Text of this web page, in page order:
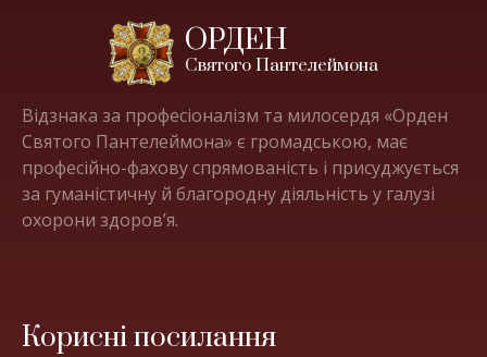
ОРДЕН
Святого Пантелеймона
Відзнака за професіоналізм та милосердя «Орден
Святого Пантелеймона» є громадською, має
професійно-фахову спрямованість і присуджується
за гуманістичну й благородну діяльність у галузі
охорони здоров’я.
Корисні посилання